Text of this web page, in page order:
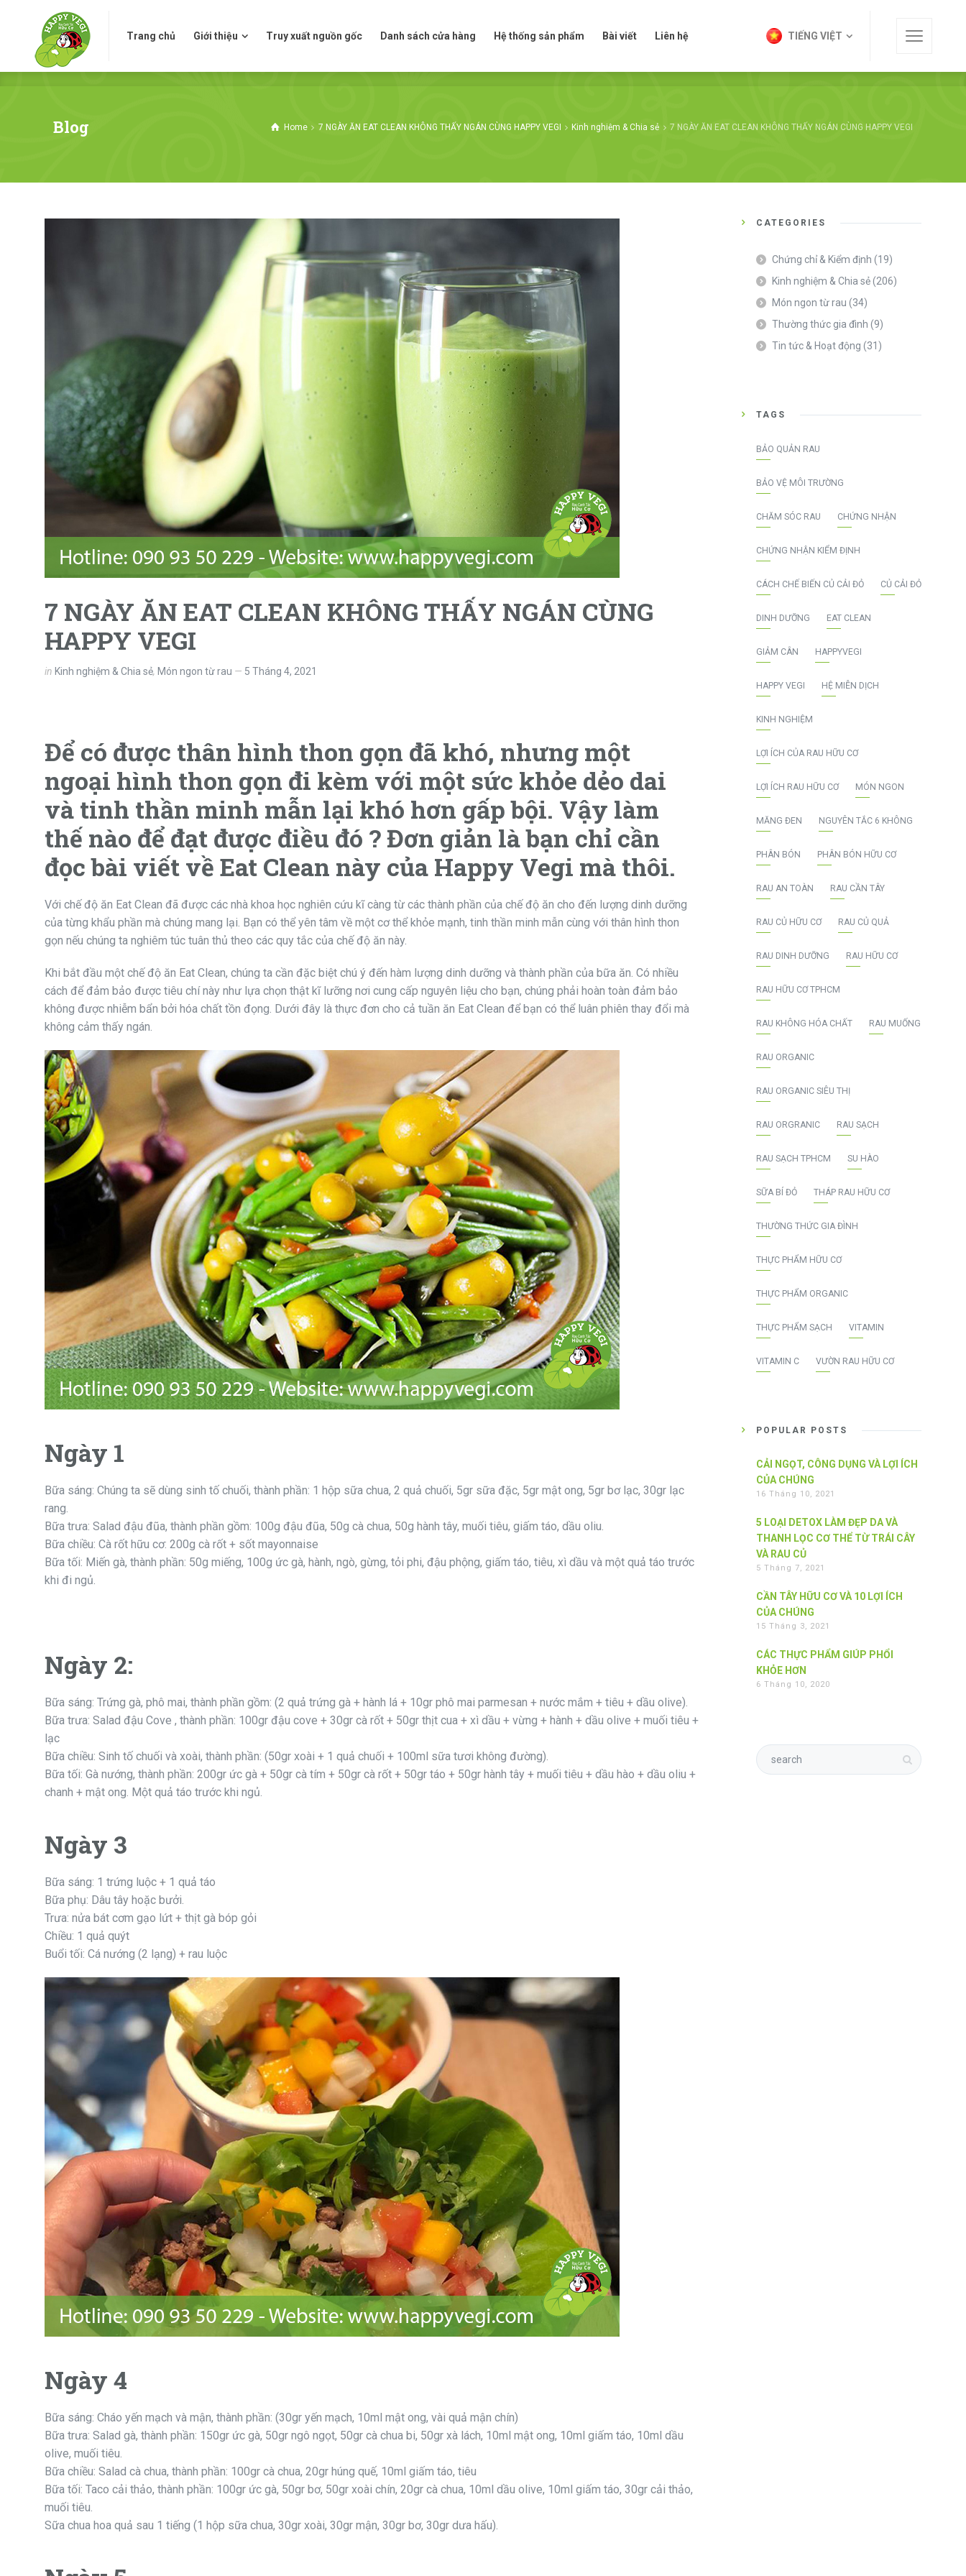
Trang chủ Giới thiệu Truy xuất nguồn gốc Danh sách cửa hàng Hệ thống sản phẩm Bài viết Liên hệ TIẾNG VIỆT
Blog Home 7 NGÀY ĂN EAT CLEAN KHÔNG THẤY NGÁN CÙNG HAPPY VEGI Kinh nghiệm & Chia sẻ 7 NGÀY ĂN EAT CLEAN KHÔNG THẤY NGÁN CÙNG HAPPY VEGI
7 NGÀY ĂN EAT CLEAN KHÔNG THẤY NGÁN CÙNG
HAPPY VEGI
in Kinh nghiệm & Chia sẻ, Món ngon từ rau 5 Tháng 4, 2021
Để có được thân hình thon gọn đã khó, nhưng một
ngoại hình thon gọn đi kèm với một sức khỏe dẻo dai
và tinh thần minh mẫn lại khó hơn gấp bội. Vậy làm
thế nào để đạt được điều đó ? Đơn giản là bạn chỉ cần
đọc bài viết về Eat Clean này của Happy Vegi mà thôi.
Với chế độ ăn Eat Clean đã được các nhà khoa học nghiên cứu kĩ càng từ các thành phần của chế độ ăn cho đến lượng dinh dưỡng
của từng khẩu phần mà chúng mang lại. Bạn có thể yên tâm về một cơ thể khỏe mạnh, tinh thần minh mẫn cùng với thân hình thon
gọn nếu chúng ta nghiêm túc tuân thủ theo các quy tắc của chế độ ăn này.
Khi bắt đầu một chế độ ăn Eat Clean, chúng ta cần đặc biệt chú ý đến hàm lượng dinh dưỡng và thành phần của bữa ăn. Có nhiều
cách để đảm bảo được tiêu chí này như lựa chọn thật kĩ lưỡng nơi cung cấp nguyên liệu cho bạn, chúng phải hoàn toàn đảm bảo
không được nhiễm bẩn bởi hóa chất tồn đọng. Dưới đây là thực đơn cho cả tuần ăn Eat Clean để bạn có thể luân phiên thay đổi mà
không cảm thấy ngán.
Ngày 1
Bữa sáng: Chúng ta sẽ dùng sinh tố chuối, thành phần: 1 hộp sữa chua, 2 quả chuối, 5gr sữa đặc, 5gr mật ong, 5gr bơ lạc, 30gr lạc
rang.
Bữa trưa: Salad đậu đũa, thành phần gồm: 100g đậu đũa, 50g cà chua, 50g hành tây, muối tiêu, giấm táo, dầu oliu.
Bữa chiều: Cà rốt hữu cơ: 200g cà rốt + sốt mayonnaise
Bữa tối: Miến gà, thành phần: 50g miếng, 100g ức gà, hành, ngò, gừng, tỏi phi, đậu phộng, giấm táo, tiêu, xì dầu và một quả táo trước
khi đi ngủ.
Ngày 2:
Bữa sáng: Trứng gà, phô mai, thành phần gồm: (2 quả trứng gà + hành lá + 10gr phô mai parmesan + nước mắm + tiêu + dầu olive).
Bữa trưa: Salad đậu Cove , thành phần: 100gr đậu cove + 30gr cà rốt + 50gr thịt cua + xì dầu + vừng + hành + dầu olive + muối tiêu +
lạc
Bữa chiều: Sinh tố chuối và xoài, thành phần: (50gr xoài + 1 quả chuối + 100ml sữa tươi không đường).
Bữa tối: Gà nướng, thành phần: 200gr ức gà + 50gr cà tím + 50gr cà rốt + 50gr táo + 50gr hành tây + muối tiêu + dầu hào + dầu oliu +
chanh + mật ong. Một quả táo trước khi ngủ.
Ngày 3
Bữa sáng: 1 trứng luộc + 1 quả táo
Bữa phụ: Dâu tây hoặc bưởi.
Trưa: nửa bát cơm gạo lứt + thịt gà bóp gỏi
Chiều: 1 quả quýt
Buổi tối: Cá nướng (2 lạng) + rau luộc
Ngày 4
Bữa sáng: Cháo yến mạch và mận, thành phần: (30gr yến mạch, 10ml mật ong, vài quả mận chín)
Bữa trưa: Salad gà, thành phần: 150gr ức gà, 50gr ngô ngọt, 50gr cà chua bi, 50gr xà lách, 10ml mật ong, 10ml giấm táo, 10ml dầu
olive, muối tiêu.
Bữa chiều: Salad cà chua, thành phần: 100gr cà chua, 20gr húng quế, 10ml giấm táo, tiêu
Bữa tối: Taco cải thảo, thành phần: 100gr ức gà, 50gr bơ, 50gr xoài chín, 20gr cà chua, 10ml dầu olive, 10ml giấm táo, 30gr cải thảo,
muối tiêu.
Sữa chua hoa quả sau 1 tiếng (1 hộp sữa chua, 30gr xoài, 30gr mận, 30gr bơ, 30gr dưa hấu).
CATEGORIES
Chứng chỉ & Kiểm định (19)
Kinh nghiệm & Chia sẻ(206)
Món ngon từ rau (34)
Thường thức gia đình (9)
Tin tức & Hoạt động (31)
TAGS
BẢO QUẢN RAU
BẢO VỆ MÔI TRƯỜNG
CHĂM SÓC RAU CHỨNG NHẬN
CHỨNG NHẬN KIỂM ĐỊNH
CÁCH CHẾ BIẾN CỦ CẢI ĐỎ CỦ CẢI ĐỎ
DINH DƯỠNG EAT CLEAN
GIẢM CÂN HAPPYVEGI
HAPPY VEGI HỆ MIỄN DỊCH
KINH NGHIỆM
LỢI ÍCH CỦA RAU HỮU CƠ
LỢI ÍCH RAU HỮU CƠ MÓN NGON
MĂNG ĐEN NGUYÊN TẮC 6 KHÔNG
PHÂN BÓN PHÂN BÓN HỮU CƠ
RAU AN TOÀN RAU CẦN TÂY
RAU CỦ HỮU CƠ RAU CỦ QUẢ
RAU DINH DƯỠNG RAU HỮU CƠ
RAU HỮU CƠ TPHCM
RAU KHÔNG HÓA CHẤT RAU MUỐNG
RAU ORGANIC
RAU ORGANIC SIÊU THỊ
RAU ORGRANIC RAU SẠCH
RAU SẠCH TPHCM SU HÀO
SỮA BÍ ĐỎ THÁP RAU HỮU CƠ
THƯỜNG THỨC GIA ĐÌNH
THỰC PHẨM HỮU CƠ
THỰC PHẨM ORGANIC
THỰC PHẨM SẠCH VITAMIN
VITAMIN C VƯỜN RAU HỮU CƠ
POPULAR POSTS
CẢI NGỌT, CÔNG DỤNG VÀ LỢI ÍCH
CỦA CHÚNG
16 Tháng 10, 2021
5 LOẠI DETOX LÀM ĐẸP DA VÀ
THANH LỌC CƠ THỂ TỪ TRÁI CÂY
VÀ RAU CỦ
5 Tháng 7, 2021
CẦN TÂY HỮU CƠ VÀ 10 LỢI ÍCH
CỦA CHÚNG
15 Tháng 3, 2021
CÁC THỰC PHẨM GIÚP PHỔI
KHỎE HƠN
6 Tháng 10, 2020